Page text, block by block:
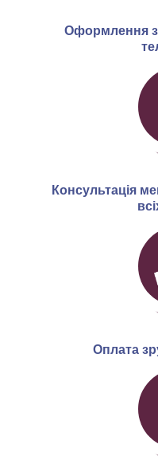
Оформлення
Консультація
Оплата